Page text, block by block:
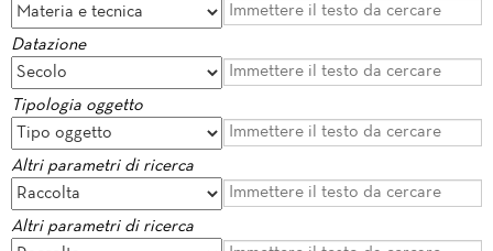
Datazione
Tipologia oggetto
Altri parametri di ricerca
Altri parametri di ricerca